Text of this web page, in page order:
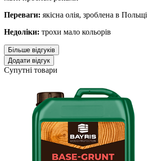
Переваги: якісна олія, зроблена в Польщі
Недоліки: трохи мало кольорів
Більше відгуків
Додати відгук
Супутні товари